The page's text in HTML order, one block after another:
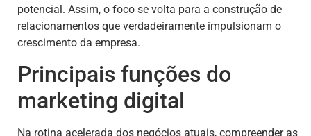
potencial. Assim, o foco se volta para a construção de
relacionamentos que verdadeiramente impulsionam o
crescimento da empresa.
Principais funções do
marketing digital
Na rotina acelerada dos negócios atuais, compreender as